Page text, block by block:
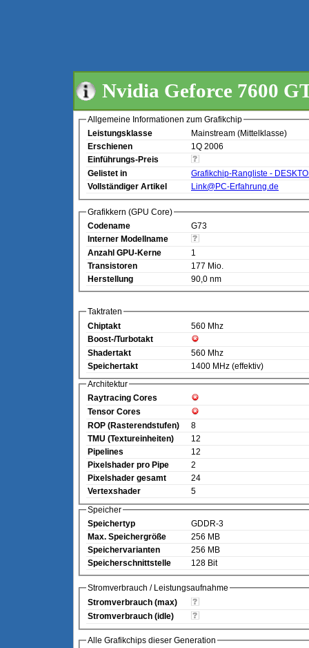
Nvidia Geforce 7600
Allgemeine Informationen zum Grafikchip
Leistungsklasse
Mainstream (Mittelklasse)
Erschienen
1Q 2006
Einführungs-Preis
Gelistet in
Grafikchip-Rangliste -
Vollständiger Artikel
Link@PC-Erfahrung.de
Grafikkern (GPU Core)
Codename
G73
Interner Modellname
Anzahl GPU-Kerne
1
Transistoren
177 Mio.
Herstellung
90,0 nm
Taktraten
Chiptakt
560 Mhz
Boost-/Turbotakt
Shadertakt
560 Mhz
Speichertakt
1400 MHz (effektiv)
Architektur
Raytracing Cores
Tensor Cores
ROP (Rasterendstufen)
8
TMU (Textureinheiten)
12
Pipelines
12
Pixelshader pro Pipe
2
Pixelshader gesamt
24
Vertexshader
5
Speicher
Speichertyp
GDDR-3
Max. Speichergröße
256 MB
Speichervarianten
256 MB
Speicherschnittstelle
128 Bit
Stromverbrauch / Leistungsaufnahme
Stromverbrauch (max)
Stromverbrauch (idle)
Alle Grafikchips dieser Generation